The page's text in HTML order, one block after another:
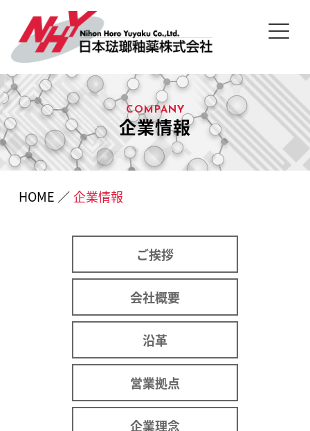
COMPANY
企業情報
HOME ／企業情報
ご挨拶
会社概要
沿革
営業拠点
企業理念